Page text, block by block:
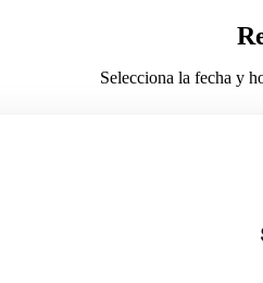
Selecciona la fecha y